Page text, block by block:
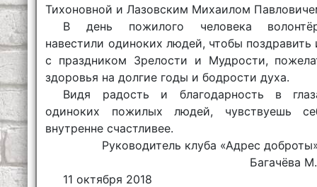
Тихоновной и Лазовским Михаилом
В день пожилого человека
навестили одиноких людей, чтобы поздравить
с праздником Зрелости и Мудрости,
здоровья на долгие годы и бодрости духа.
Видя радость и благодарность в
одиноких пожилых людей, чувствуешь
внутренне счастливее.
Руководитель клуба «Адрес
Багачёва
11 октября 2018